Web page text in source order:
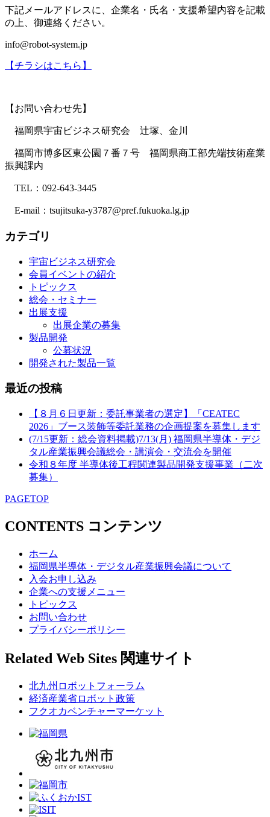
下記メールアドレスに、企業名・氏名・支援希望内容を記載
の上、御連絡ください。
info@robot-system.jp
【チラシはこちら】
【お問い合わせ先】
福岡県宇宙ビジネス研究会 辻塚、金川
福岡市博多区東公園７番７号 福岡県商工部先端技術産業
振興課内
TEL：092-643-3445
E-mail：tsujitsuka-y3787@pref.fukuoka.lg.jp
カテゴリ
宇宙ビジネス研究会
会員イベントの紹介
トピックス
総会・セミナー
出展支援
出展企業の募集
製品開発
公募状況
開発された製品一覧
最近の投稿
【８月６日更新：委託事業者の選定】「CEATEC
2026」ブース装飾等委託業務の企画提案を募集します
(7/15更新：総会資料掲載)7/13(月) 福岡県半導体・デジ
タル産業振興会議総会・講演会・交流会を開催
令和８年度 半導体後工程関連製品開発支援事業（二次
募集）
PAGETOP
CONTENTS コンテンツ
ホーム
福岡県半導体・デジタル産業振興会議について
入会お申し込み
企業への支援メニュー
トピックス
お問い合わせ
プライバシーポリシー
Related Web Sites 関連サイト
北九州ロボットフォーラム
経済産業省ロボット政策
フクオカベンチャーマーケット